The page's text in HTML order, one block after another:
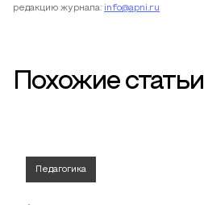
редакцию журнала: info@apni.ru
Похожие статьи
Педагогика